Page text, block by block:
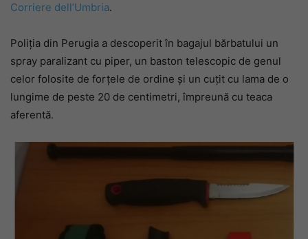
Corriere dell’Umbria.
Poliția din Perugia a descoperit în bagajul bărbatului un
spray paralizant cu piper, un baston telescopic de genul
celor folosite de forțele de ordine și un cuțit cu lama de o
lungime de peste 20 de centimetri, împreună cu teaca
aferentă.